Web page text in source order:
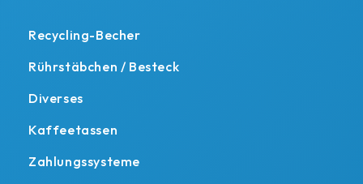
Recycling-Becher
Rührstäbchen / Besteck
Diverses
Kaffeetassen
Zahlungssysteme